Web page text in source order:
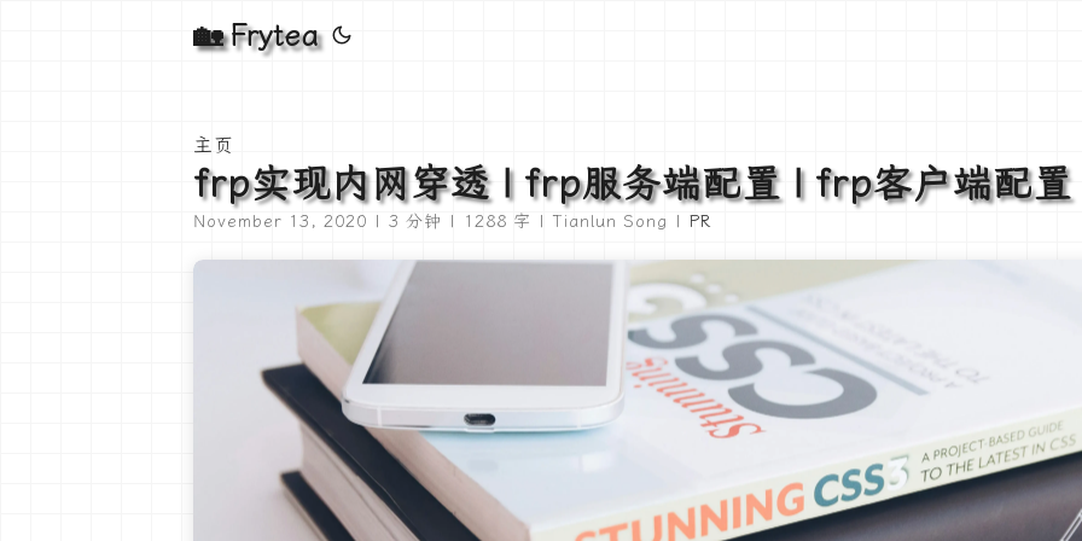
🏡 Frytea
主页
frp实现内网穿透 | frp服务端配置 | frp客户端配置
November 13, 2020 | 3 分钟 | 1288 字 | Tianlun Song | PR